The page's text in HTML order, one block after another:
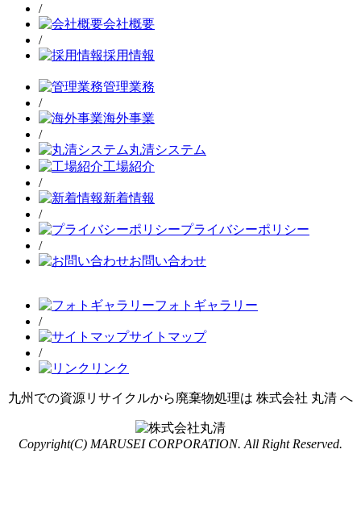
/
会社概要
/
採用情報
管理業務
/
海外事業
/
丸清システム
工場紹介
/
新着情報
/
プライバシーポリシー
/
お問い合わせ
フォトギャラリー
/
サイトマップ
/
リンク
九州での資源リサイクルから廃棄物処理は 株式会社 丸清 へ
Copyright(C) MARUSEI CORPORATION. All Right Reserved.